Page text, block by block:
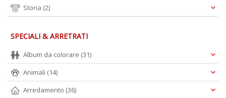
Storia (2)
SPECIALI & ARRETRATI
Album da colorare (31)
Animali (14)
Arredamento (36)